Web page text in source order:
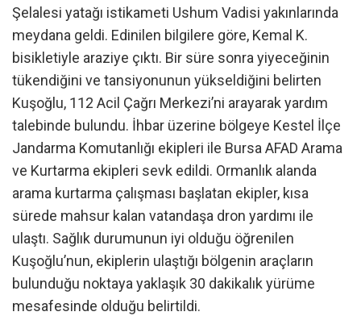
Şelalesi yatağı istikameti Ushum Vadisi yakınlarında
meydana geldi. Edinilen bilgilere göre, Kemal K.
bisikletiyle araziye çıktı. Bir süre sonra yiyeceğinin
tükendiğini ve tansiyonunun yükseldiğini belirten
Kuşoğlu, 112 Acil Çağrı Merkezi’ni arayarak yardım
talebinde bulundu. İhbar üzerine bölgeye Kestel İlçe
Jandarma Komutanlığı ekipleri ile Bursa AFAD Arama
ve Kurtarma ekipleri sevk edildi. Ormanlık alanda
arama kurtarma çalışması başlatan ekipler, kısa
sürede mahsur kalan vatandaşa dron yardımı ile
ulaştı. Sağlık durumunun iyi olduğu öğrenilen
Kuşoğlu’nun, ekiplerin ulaştığı bölgenin araçların
bulunduğu noktaya yaklaşık 30 dakikalık yürüme
mesafesinde olduğu belirtildi.